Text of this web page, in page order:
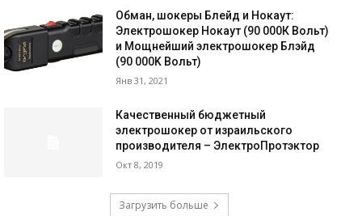
Обман, шокеры Блейд и Нокаут:
Электрошокер Нокаут (90 000К Вольт)
и Мощнейший электрошокер Блэйд
(90 000K Вольт)
Янв 31, 2021
Качественный бюджетный
электрошокер от израильского
производителя – ЭлектроПротэктор
Окт 8, 2019
Загрузить больше